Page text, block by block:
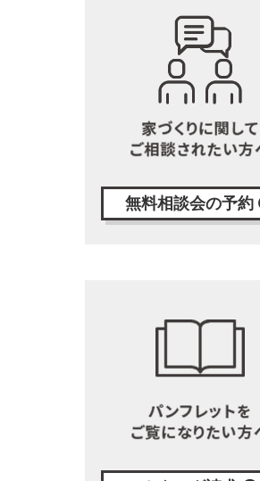
無料相談会の予約